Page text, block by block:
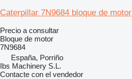
Caterpillar 7N9684 bloque de motor
Precio a consultar
Bloque de motor
7N9684
España, Porriño
Ibs Machinery S.L.
Contacte con el vendedor